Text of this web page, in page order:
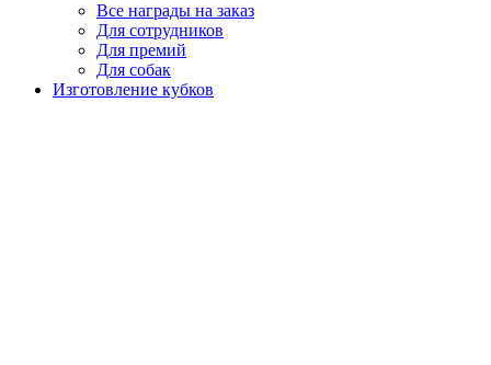
Все награды на заказ
Для сотрудников
Для премий
Для собак
Изготовление кубков